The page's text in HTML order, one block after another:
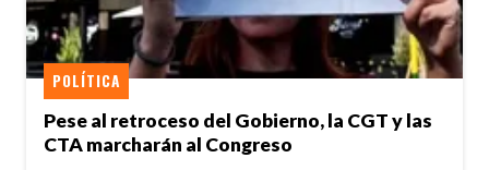
Pese al retroceso del Gobierno, la CGT y las
CTA marcharán al Congreso
POLÍTICA